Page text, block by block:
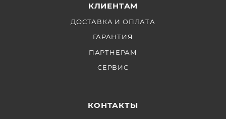
КЛИЕНТАМ
ДОСТАВКА И ОПЛАТА
ГАРАНТИЯ
ПАРТНЕРАМ
СЕРВИС
КОНТАКТЫ